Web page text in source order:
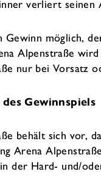
verliert seinen
möglich,
Alpenstraße
nur bei Vorsatz
Gewinnspiels
behält sich vor,
Arena
der Hard- und/